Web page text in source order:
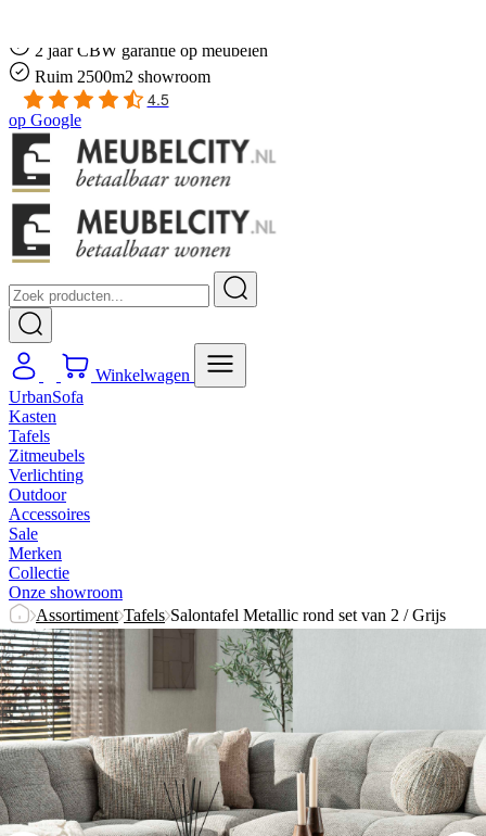
2 jaar CBW garantie op meubelen
Ruim 2500m2 showroom
4.5
op Google
Winkelwagen
UrbanSofa
Kasten
Tafels
Zitmeubels
Verlichting
Outdoor
Accessoires
Sale
Merken
Collectie
Onze showroom
Assortiment Tafels Salontafel Metallic rond set van 2 / Grijs